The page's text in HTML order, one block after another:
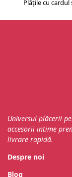
Plățile cu
Universul plăcerii
accesorii intime
livrare rapidă.
Despre noi
Blog